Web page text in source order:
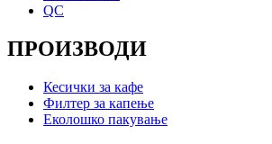
QC
ПРОИЗВОДИ
Кесички за кафе
Филтер за капење
Еколошко пакување